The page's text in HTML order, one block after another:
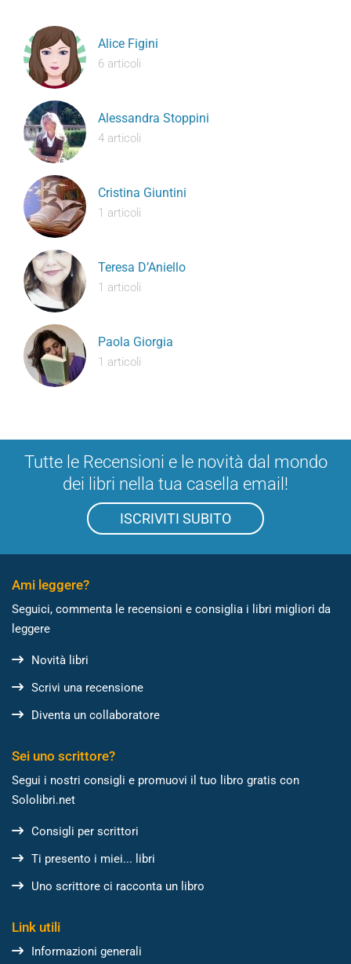
Alice Figini
6 articoli
Alessandra Stoppini
4 articoli
Cristina Giuntini
1 articoli
Teresa D’Aniello
1 articoli
Paola Giorgia
1 articoli
Tutte le Recensioni e le novità dal mondo
dei libri nella tua casella email!
ISCRIVITI SUBITO
Ami leggere?
Seguici, commenta le recensioni e consiglia i libri migliori da
leggere
Novità libri
Scrivi una recensione
Diventa un collaboratore
Sei uno scrittore?
Segui i nostri consigli e promuovi il tuo libro gratis con
Sololibri.net
Consigli per scrittori
Ti presento i miei... libri
Uno scrittore ci racconta un libro
Link utili
Informazioni generali